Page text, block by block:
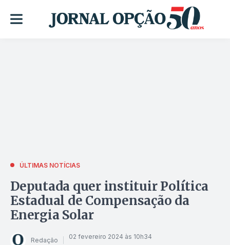
ÚLTIMAS NOTÍCIAS
Deputada quer instituir Política
Estadual de Compensação da
Energia Solar
Redação 02 fevereiro 2024 às 10h34